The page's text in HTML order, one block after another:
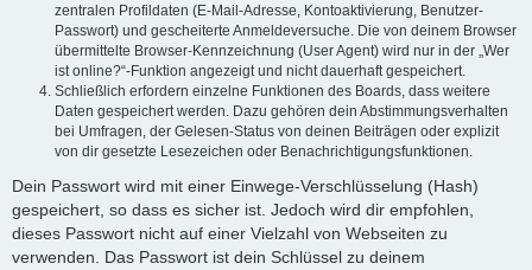
zentralen Profildaten (E-Mail-Adresse, Kontoaktivierung, Benutzer-
Passwort) und gescheiterte Anmeldeversuche. Die von deinem Browser
übermittelte Browser-Kennzeichnung (User Agent) wird nur in der „Wer
ist online?“-Funktion angezeigt und nicht dauerhaft gespeichert.
Schließlich erfordern einzelne Funktionen des Boards, dass weitere
Daten gespeichert werden. Dazu gehören dein Abstimmungsverhalten
bei Umfragen, der Gelesen-Status von deinen Beiträgen oder explizit
von dir gesetzte Lesezeichen oder Benachrichtigungsfunktionen.
Dein Passwort wird mit einer Einwege-Verschlüsselung (Hash)
gespeichert, so dass es sicher ist. Jedoch wird dir empfohlen,
dieses Passwort nicht auf einer Vielzahl von Webseiten zu
verwenden. Das Passwort ist dein Schlüssel zu deinem